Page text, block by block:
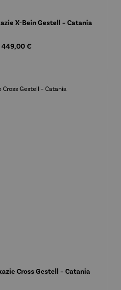
X-Bein Gestell – Catania
Preis:
449,00 €
Cross Gestell – Catania